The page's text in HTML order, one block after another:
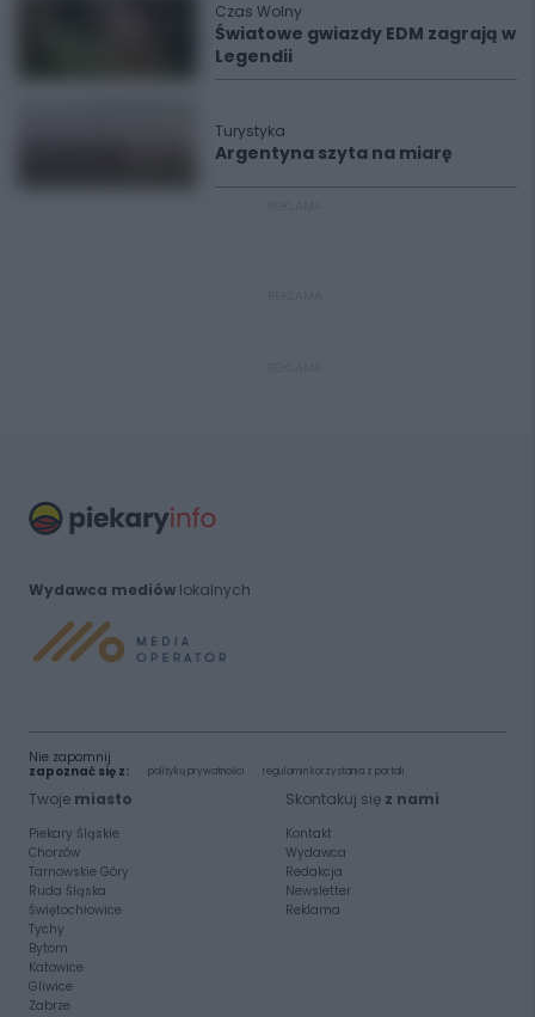
Czas Wolny
Światowe gwiazdy EDM zagrają w
Legendii
Turystyka
Argentyna szyta na miarę
Wydawca mediówlokalnych
Nie zapomnij
zapoznać się z:
polityką prywatności regulamin korzystania z portali
Twoje miasto
Piekary Śląskie
Chorzów
Tarnowskie Góry
Ruda Śląska
Świętochłowice
Tychy
Bytom
Katowice
Gliwice
Zabrze
Skontakuj się z nami
Kontakt
Wydawca
Redakcja
Newsletter
Reklama